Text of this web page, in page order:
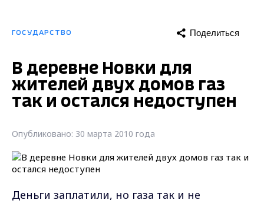
ГОСУДАРСТВО Поделиться
В деревне Новки для
жителей двух домов газ
так и остался недоступен
Опубликовано: 30 марта 2010 года
Деньги заплатили, но газа так и не